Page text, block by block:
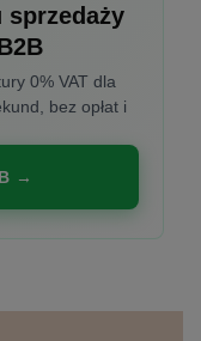
sprzedaży
0% VAT dla
bez opłat i
→